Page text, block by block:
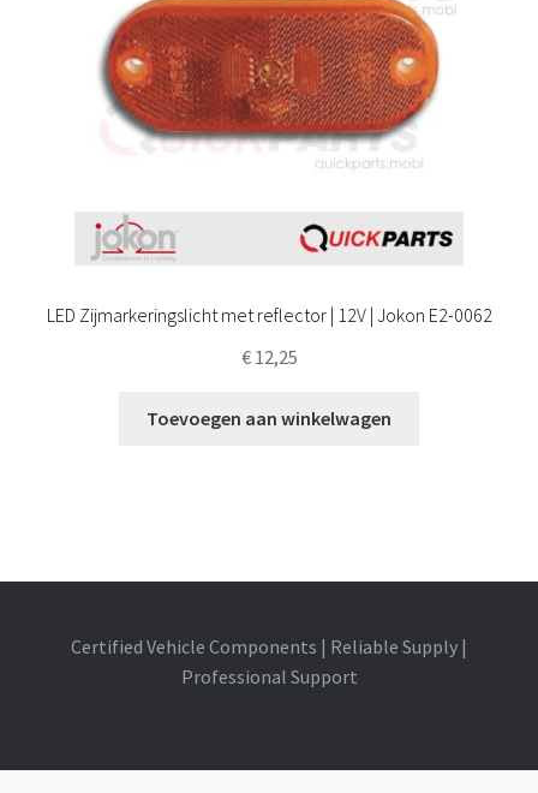
LED Zijmarkeringslicht met reflector | 12V | Jokon E2-0062
€12,25
Toevoegen aan winkelwagen
Certified Vehicle Components | Reliable Supply |
Professional Support